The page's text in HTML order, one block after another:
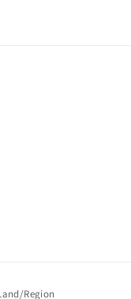
Region